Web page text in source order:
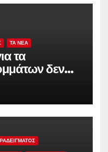
TA NEA
τα
δεν